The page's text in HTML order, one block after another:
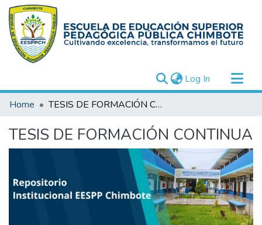
Log In (current)
Communities & Collections
Statistics
Home TESIS DE FORMACIÓN CONTINUA
TESIS DE FORMACIÓN CONTINUA